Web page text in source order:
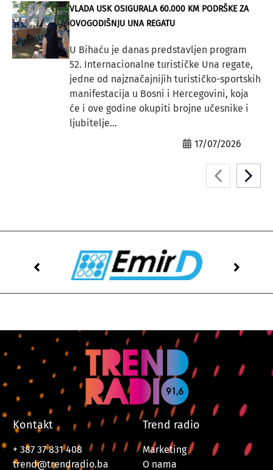
VLADA USK OSIGURALA 60.000 KM PODRŠKE ZA
OVOGODIŠNJU UNA REGATU
U Bihaću je danas predstavljen program
52. Internacionalne turističke Una regate,
jedne od najznačajnijih turističko-sportskih
manifestacija u Bosni i Hercegovini, koja
će i ove godine okupiti brojne učesnike i
ljubitelje...
17/07/2026
Kontakt
+ 387 37 831 408
trend@trendradio.ba
Trend radio
Marketing
O nama